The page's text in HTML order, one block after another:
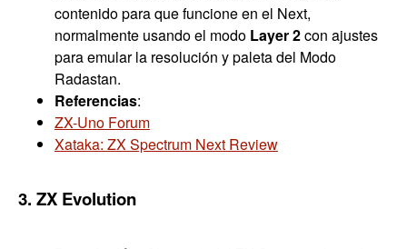
contenido para que funcione en el Next,
normalmente usando el modo Layer 2con ajustes
para emular la resolución y paleta del Modo
Radastan.
Referencias:
ZX-Uno Forum
Xataka: ZX Spectrum Next Review
3. ZX Evolution